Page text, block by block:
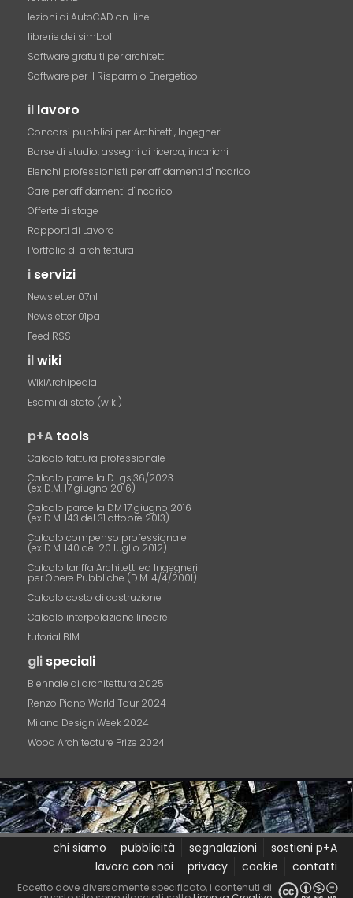
lezioni di AutoCAD on-line
librerie dei simboli
Software gratuiti per architetti
Software per il Risparmio Energetico
il lavoro
Concorsi pubblici per Architetti, Ingegneri
Borse di studio, assegni di ricerca, incarichi
Elenchi professionisti per affidamenti d'incarico
Gare per affidamenti d'incarico
Offerte di stage
Rapporti di Lavoro
Portfolio di architettura
i servizi
Newsletter 07nl
Newsletter 01pa
Feed RSS
ilwiki
WikiArchipedia
Esami di stato (wiki)
p+A tools
Calcolo fattura professionale
Calcolo parcella D.Lgs.36/2023
(ex D.M. 17 giugno 2016)
Calcolo parcella DM 17 giugno 2016
(ex D.M. 143 del 31 ottobre 2013)
Calcolo compenso professionale
(ex D.M. 140 del 20 luglio 2012)
Calcolo tariffa Architetti ed Ingegneri
per Opere Pubbliche (D.M. 4/4/2001)
Calcolo costo di costruzione
Calcolo interpolazione lineare
tutorial BIM
gli speciali
Biennale di architettura 2025
Renzo Piano World Tour 2024
Milano Design Week 2024
Wood Architecture Prize 2024
chi siamo pubblicità segnalazioni
sostieni p+A
lavora con noi
privacy cookie contatti
Eccetto dove diversamente specificato, i contenuti di